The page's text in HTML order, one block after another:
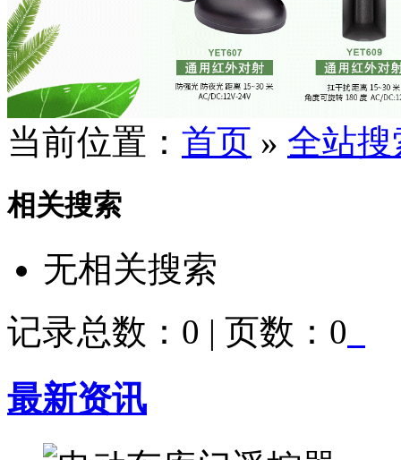
当前位置： 首页 » 全站搜
相关搜索
无相关搜索
记录总数：0 | 页数：0
最新资讯